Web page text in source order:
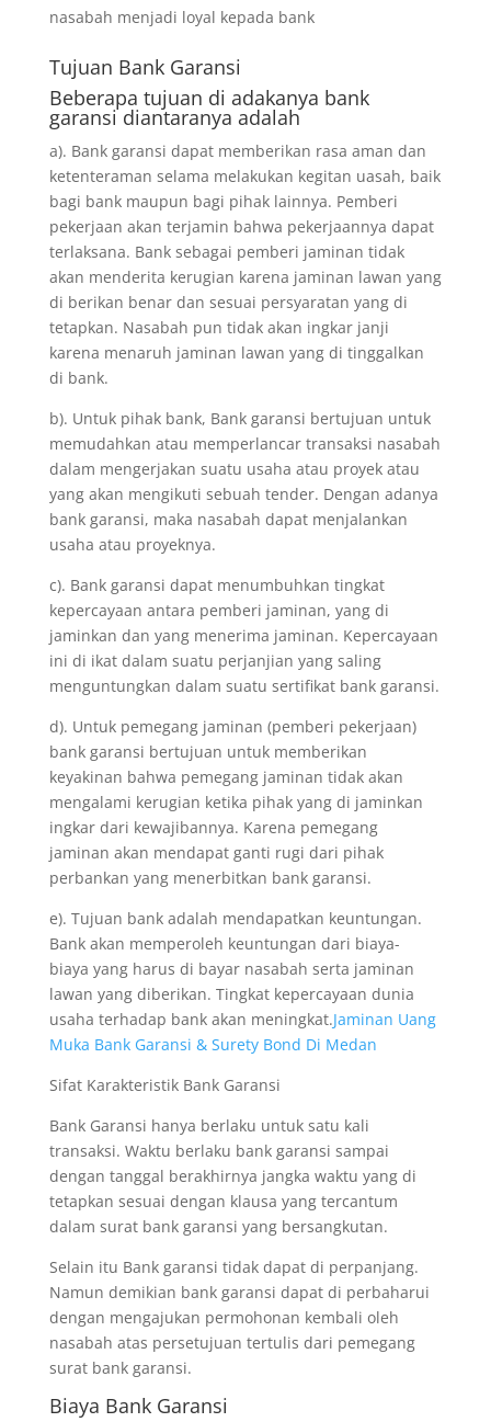
nasabah menjadi loyal kepada bank
Tujuan Bank Garansi
Beberapa tujuan di adakanya bank
garansi diantaranya adalah
a). Bank garansi dapat memberikan rasa aman dan
ketenteraman selama melakukan kegitan uasah, baik
bagi bank maupun bagi pihak lainnya. Pemberi
pekerjaan akan terjamin bahwa pekerjaannya dapat
terlaksana. Bank sebagai pemberi jaminan tidak
akan menderita kerugian karena jaminan lawan yang
di berikan benar dan sesuai persyaratan yang di
tetapkan. Nasabah pun tidak akan ingkar janji
karena menaruh jaminan lawan yang di tinggalkan
di bank.
b). Untuk pihak bank, Bank garansi bertujuan untuk
memudahkan atau memperlancar transaksi nasabah
dalam mengerjakan suatu usaha atau proyek atau
yang akan mengikuti sebuah tender. Dengan adanya
bank garansi, maka nasabah dapat menjalankan
usaha atau proyeknya.
c). Bank garansi dapat menumbuhkan tingkat
kepercayaan antara pemberi jaminan, yang di
jaminkan dan yang menerima jaminan. Kepercayaan
ini di ikat dalam suatu perjanjian yang saling
menguntungkan dalam suatu sertifikat bank garansi.
d). Untuk pemegang jaminan (pemberi pekerjaan)
bank garansi bertujuan untuk memberikan
keyakinan bahwa pemegang jaminan tidak akan
mengalami kerugian ketika pihak yang di jaminkan
ingkar dari kewajibannya. Karena pemegang
jaminan akan mendapat ganti rugi dari pihak
perbankan yang menerbitkan bank garansi.
e). Tujuan bank adalah mendapatkan keuntungan.
Bank akan memperoleh keuntungan dari biaya-
biaya yang harus di bayar nasabah serta jaminan
lawan yang diberikan. Tingkat kepercayaan dunia
usaha terhadap bank akan meningkat.Jaminan Uang
Muka Bank Garansi & Surety Bond Di Medan
Sifat Karakteristik Bank Garansi
Bank Garansi hanya berlaku untuk satu kali
transaksi. Waktu berlaku bank garansi sampai
dengan tanggal berakhirnya jangka waktu yang di
tetapkan sesuai dengan klausa yang tercantum
dalam surat bank garansi yang bersangkutan.
Selain itu Bank garansi tidak dapat di perpanjang.
Namun demikian bank garansi dapat di perbaharui
dengan mengajukan permohonan kembali oleh
nasabah atas persetujuan tertulis dari pemegang
surat bank garansi.
Biaya Bank Garansi